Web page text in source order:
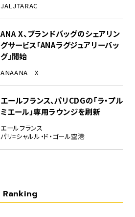
JAL JTARAC
ANA X、ブランドバッグのシェアリン
グサービス「ANAラグジュアリーバッ
グ」開始
ANAANA X
エールフランス、パリCDGの「ラ・プル
ミエール」専用ラウンジを刷新
エールフランス
パリ=シャルル・ド・ゴール空港
Ranking